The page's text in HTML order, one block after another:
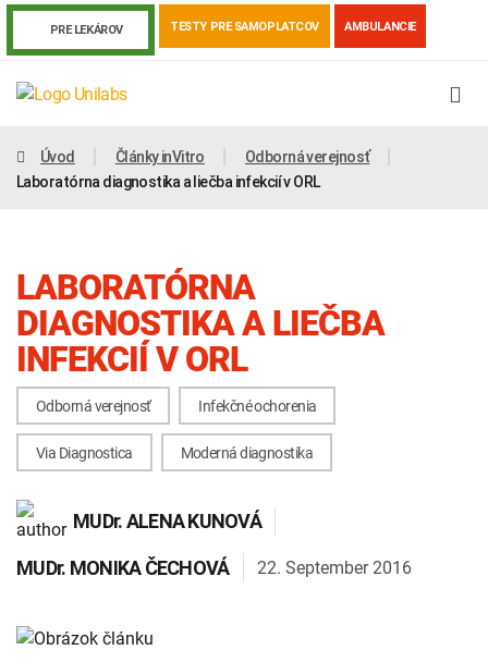
PRE LEKÁROV TESTY PRE SAMOPLATCOV AMBULANCIE
Genetika Covid-19 Žiadanky a tlačivá
Výsledky vyšetrení Kortizol Odberová príručka
Lymská borelióza
Úvod Články inVitro
Odborná verejnosť
Laboratórna diagnostika a liečba infekcií v ORL
LABORATÓRNA
DIAGNOSTIKA A LIEČBA
INFEKCIÍ V ORL
Odborná verejnosť Infekčné ochorenia
Via Diagnostica Moderná diagnostika
MUDr.ALENA KUNOVÁ
MUDr. MONIKA ČECHOVÁ 22. September 2016